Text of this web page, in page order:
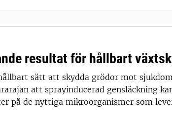
resultat för hållbart
sätt att skydda grödor mot
att sprayinducerad gensläckning
på de nyttiga mikroorganismer som